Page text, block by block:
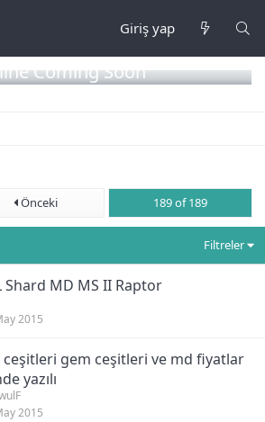
Giriş yap
Coming Soon
Önceki 189 of 189
Filtreler
Shard MD MS II Raptor
2015
ceşitleri gem ceşitleri ve md fiyatlar
yazılı
2015